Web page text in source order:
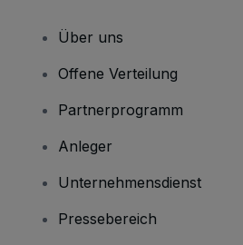
Über uns
Offene Verteilung
Partnerprogramm
Anleger
Unternehmensdienst
Pressebereich